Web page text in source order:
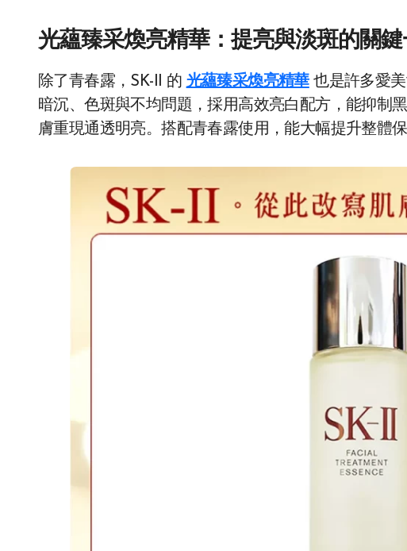
光蘊臻采煥亮精華：提亮與淡斑的關鍵
除了青春露，SK-II 的 光蘊臻采煥亮精華也是許多愛
暗沉、色斑與不均問題，採用高效亮白配方，能抑制
膚重現通透明亮。搭配青春露使用，能大幅提升整體